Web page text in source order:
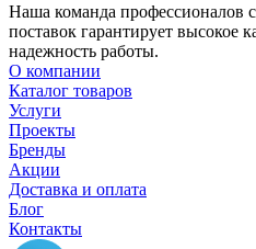
Наша команда профессионалов
поставок гарантирует высокое
надежность работы.
О компании
Каталог товаров
Услуги
Проекты
Бренды
Акции
Доставка и оплата
Блог
Контакты